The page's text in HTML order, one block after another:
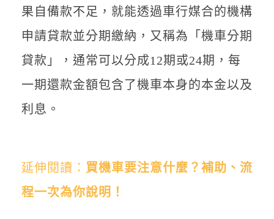
果自備款不足，就能透過車行媒合的機構
申請貸款並分期繳納，又稱為「機車分期
貸款」，通常可以分成12期或24期，每
一期還款金額包含了機車本身的本金以及
利息。
延伸閱讀： 買機車要注意什麼？補助、流
程一次為你說明！